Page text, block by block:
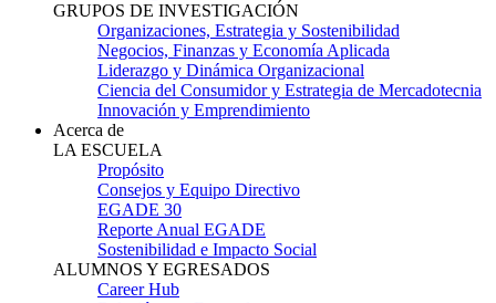
GRUPOS DE INVESTIGACIÓN
Organizaciones, Estrategia y Sostenibilidad
Negocios, Finanzas y Economía Aplicada
Liderazgo y Dinámica Organizacional
Ciencia del Consumidor y Estrategia de Mercadotecnia
Innovación y Emprendimiento
Acerca de
LA ESCUELA
Propósito
Consejos y Equipo Directivo
EGADE 30
Reporte Anual EGADE
Sostenibilidad e Impacto Social
ALUMNOS Y EGRESADOS
Career Hub